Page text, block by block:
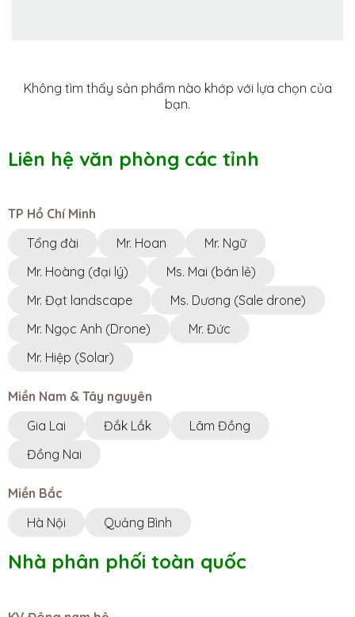
Không tìm thấy sản phẩm nào khớp với lựa chọn của
bạn.
Liên hệ văn phòng các tỉnh
TP Hồ Chí Minh
Tổng đài
Mr. Hoan
Mr. Ngữ
Mr. Hoàng (đại lý)
Ms. Mai (bán lẻ)
Mr. Đạt landscape
Ms. Dương (Sale drone)
Mr. Ngọc Anh (Drone)
Mr. Đức
Mr. Hiệp (Solar)
Miền Nam & Tây nguyên
Gia Lai
Đắk Lắk
Lâm Đồng
Đồng Nai
Miền Bắc
Hà Nội
Quảng Bình
Nhà phân phối toàn quốc